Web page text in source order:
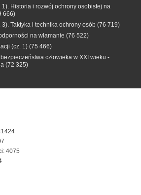
1). Historia i rozwój ochrony osobistej na
666)
Taktyka i technika ochrony osób (76 719)
na włamanie (76 522)
(cz. 1) (75 466)
człowieka w XXI wieku -
(72 325)
4075